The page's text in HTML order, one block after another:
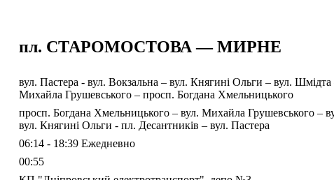
пл. СТАРОМОСТОВА — МИРНЕ
вул. Пастера - вул. Вокзальна – вул. Княгині Ольги – вул.
Михайла Грушевського – просп. Богдана Хмельницького
просп. Богдана Хмельницького – вул. Михайла Грушевського –
вул. Княгині Ольги - пл. Десантників – вул. Пастера
06:14 - 18:39 Ежедневно
00:55